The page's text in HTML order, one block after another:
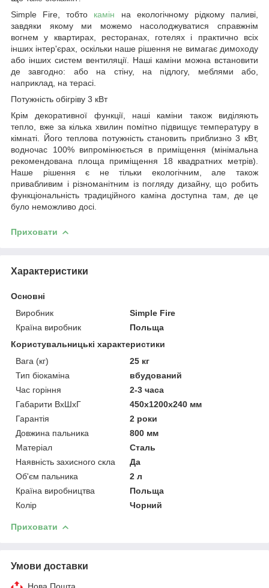
Simple
Fire , тобто камін на екологічному рідкому паливі,
завдяки якому ми можемо насолоджуватися справжнім
вогнем у квартирах, ресторанах, готелях і практично всіх
інших інтер'єрах, оскільки наше рішення не вимагає димоходу
або інших систем вентиляції. Наші каміни можна встановити
де завгодно: або на стіну, на підлогу, меблями або,
наприклад, на терасі.
Потужність обігріву 3 кВт
Крім декоративної функції, наші каміни також виділяють
тепло, вже за кілька хвилин помітно підвищує температуру в
кімнаті. Його теплова потужність становить приблизно 3 кВт,
водночас 100% випромінюється в приміщення (мінімальна
рекомендована площа приміщення 18 квадратних метрів).
Наше рішення є не тільки екологічним, але також
привабливим і різноманітним із погляду дизайну, що робить
функціональність традиційного каміна доступна там, де це
було неможливо досі.
Приховати
Характеристики
Основні
Виробник
Simple Fire
Країна виробник
Польща
Користувальницькі характеристики
Вага (кг)
25 кг
Тип біокаміна
вбудований
Час горіння
2-3 часа
Габарити ВхШхГ
450x1200x240 мм
Гарантія
2 роки
Довжина пальника
800 мм
Матеріал
Сталь
Наявність захисного скла
Да
Об'єм пальника
2 л
Країна виробництва
Польща
Колір
Чорний
Приховати
Умови доставки
Нова Пошта